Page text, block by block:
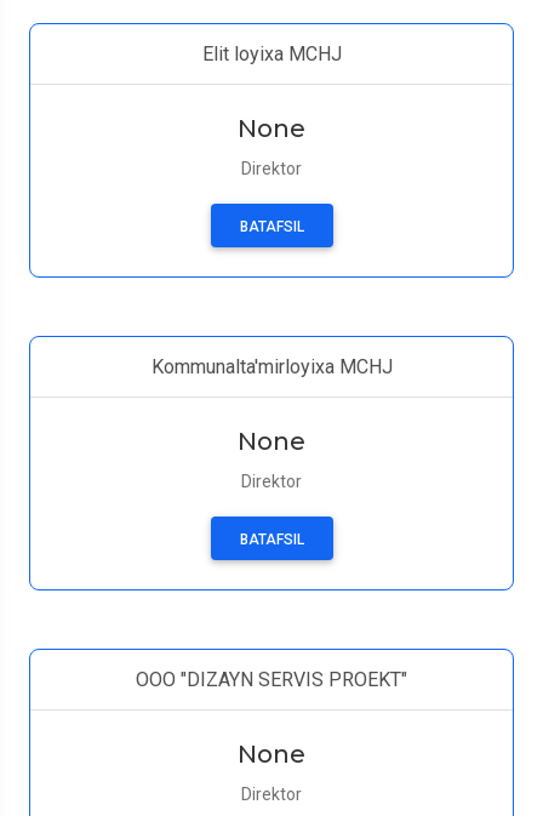
Elit loyixa MCHJ
None
Direktor
BATAFSIL
Kommunalta'mirloyixa MCHJ
None
Direktor
BATAFSIL
ООО "DIZAYN SERVIS PROEKT"
None
Direktor